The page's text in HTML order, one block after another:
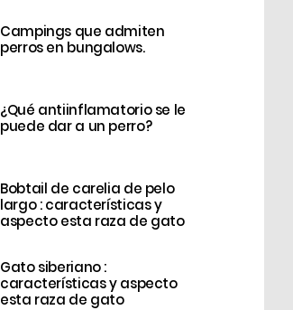
Campings que admiten
perros en bungalows.
¿Qué antiinflamatorio se le
puede dar a un perro?
Bobtail de carelia de pelo
largo : características y
aspecto esta raza de gato
Gato siberiano :
características y aspecto
esta raza de gato